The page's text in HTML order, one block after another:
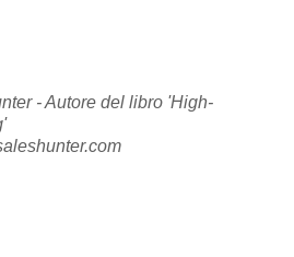
- Autore del libro 'High-